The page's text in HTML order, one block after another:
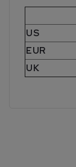
US
EUR
UK